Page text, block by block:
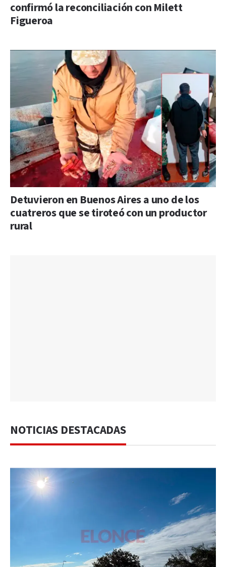
confirmó la reconciliación con Milett
Figueroa
Detuvieron en Buenos Aires a uno de los
cuatreros que se tiroteó con un productor
rural
NOTICIAS DESTACADAS